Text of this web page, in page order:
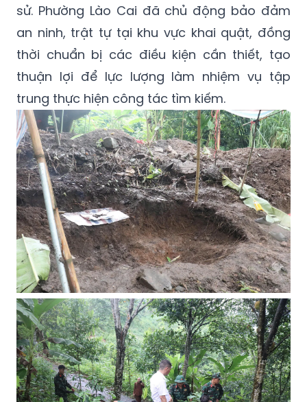
sử. Phường Lào Cai đã chủ động bảo đảm
an ninh, trật tự tại khu vực khai quật, đồng
thời chuẩn bị các điều kiện cần thiết, tạo
thuận lợi để lực lượng làm nhiệm vụ tập
trung thực hiện công tác tìm kiếm.